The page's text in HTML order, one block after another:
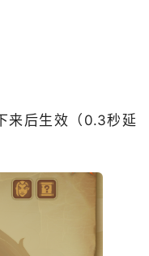
来后生效（0.3秒延